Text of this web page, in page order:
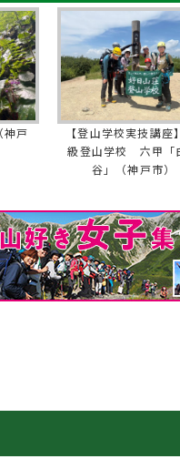
戸
【登山学校実技講座
級登山学校 六甲「
谷」（神戸市）